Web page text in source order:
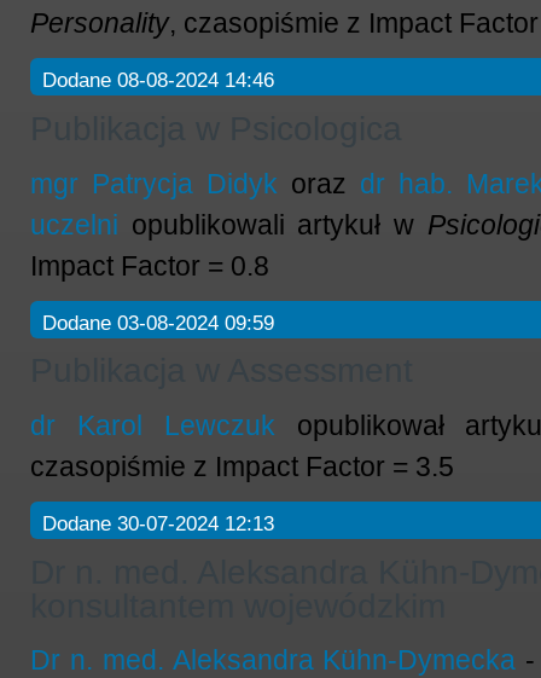
Personality, czasopiśmie z Impact
Dodane 08-08-2024 14:46
mgr Patrycja Didyk oraz dr hab.
uczelni opublikowali artykuł w
Impact Factor = 0.8
Dodane 03-08-2024 09:59
dr Karol Lewczuk opublikował
czasopiśmie z Impact Factor = 3.5
Dodane 30-07-2024 12:13
Dr n. med. Aleksandra Kühn-Dymecka -